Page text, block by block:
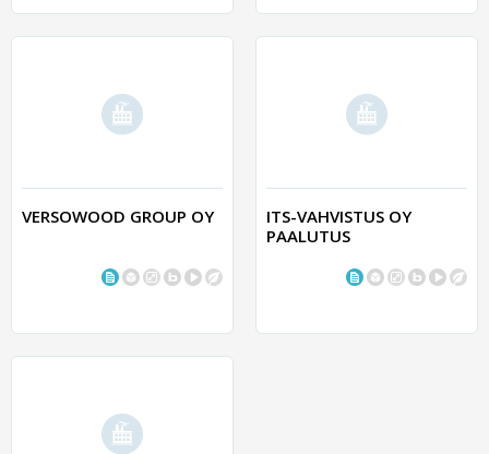
VERSOWOOD GROUP OY
ITS-VAHVISTUS OY
PAALUTUS